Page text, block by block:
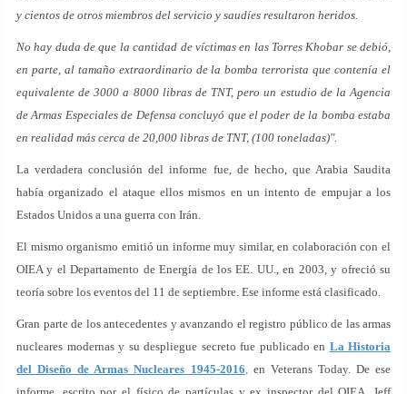
y cientos de otros miembros del servicio y saudíes resultaron heridos.
No hay duda de que la cantidad de víctimas en las Torres Khobar se debió,
en parte, al tamaño extraordinario de la bomba terrorista que contenía el
equivalente de 3000 a 8000 libras de TNT, pero un estudio de la Agencia
de Armas Especiales de Defensa concluyó que el poder de la bomba estaba
en realidad más cerca de 20,000 libras de TNT, (100 toneladas)".
La verdadera conclusión del informe fue, de hecho, que Arabia Saudita
había organizado el ataque ellos mismos en un intento de empujar a los
Estados Unidos a una guerra con Irán.
El mismo organismo emitió un informe muy similar, en colaboración con el
OIEA y el Departamento de Energía de los EE. UU., en 2003, y ofreció su
teoría sobre los eventos del 11 de septiembre. Ese informe está clasificado.
Gran parte de los antecedentes y avanzando el registro público de las armas
nucleares modernas y su despliegue secreto fue publicado en La Historia
del Diseño de Armas Nucleares 1945-2016,en Veterans Today. De ese